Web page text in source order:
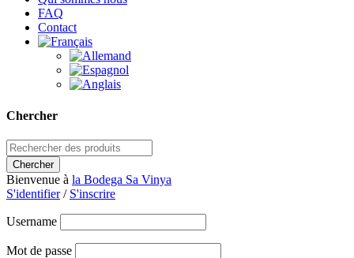
FAQ
Contact
Chercher
Bienvenue à la Bodega Sa Vinya
S'identifier/ S'inscrire
Username
Mot de passe